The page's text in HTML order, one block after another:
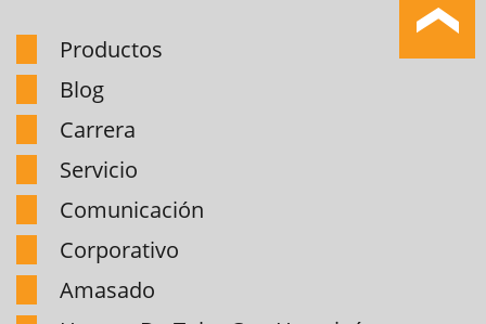
Productos
Blog
Carrera
Servicio
Comunicación
Corporativo
Amasado